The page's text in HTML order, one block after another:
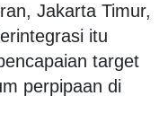
Jakarta Timur,
itu
target
perpipaan di